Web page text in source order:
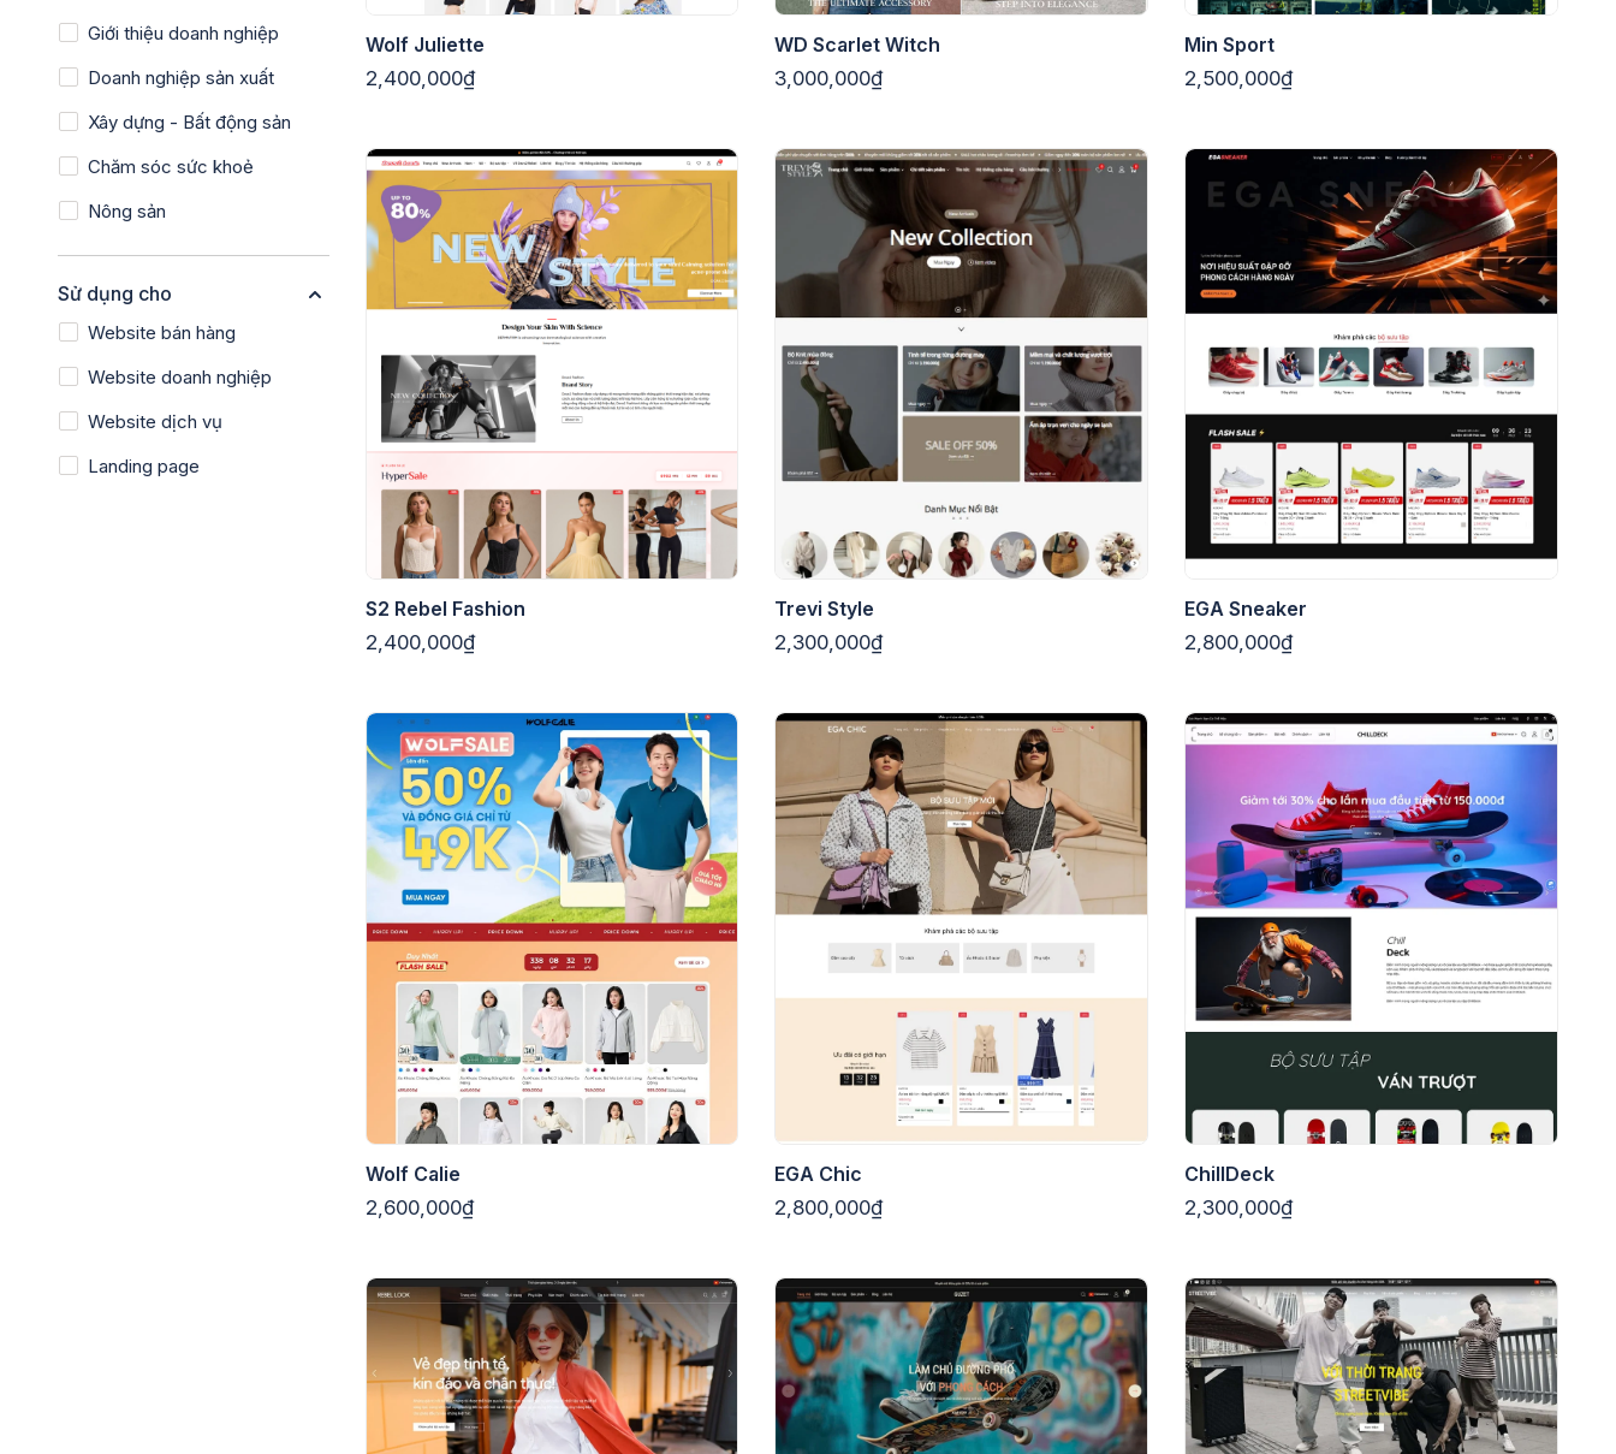
Giới thiệu doanh nghiệp
Doanh nghiệp sản xuất
Xây dựng - Bất động sản
Chăm sóc sức khoẻ
Nông sản
Sử dụng cho
Website bán hàng
Website doanh nghiệp
Website dịch vụ
Landing page
Wolf Juliette
2,400,000₫
WD Scarlet Witch
3,000,000₫
Min Sport
2,500,000₫
S2 Rebel Fashion
2,400,000₫
Trevi Style
2,300,000₫
EGA Sneaker
2,800,000₫
Wolf Calie
2,600,000₫
EGA Chic
2,800,000₫
ChillDeck
2,300,000₫